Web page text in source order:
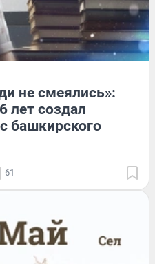
не смеялись»:
лет создал
башкирского
61